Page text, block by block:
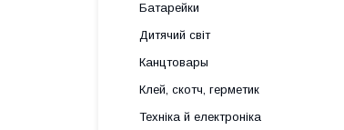
Батарейки
Дитячий світ
Канцтовары
Клей, скотч, герметик
Техніка й електроніка